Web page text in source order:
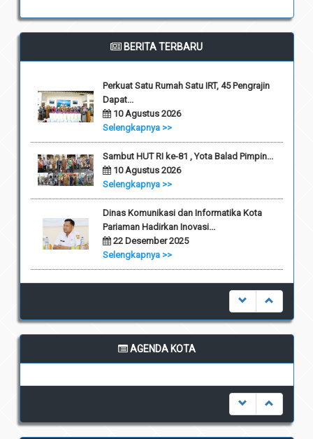
BERITA TERBARU
Perkuat Satu Rumah Satu IRT, 45 Pengrajin
Dapat...
10 Agustus 2026
Selengkapnya >>
Sambut HUT RI ke-81 , Yota Balad Pimpin...
10 Agustus 2026
Selengkapnya >>
Dinas Komunikasi dan Informatika Kota
Pariaman Hadirkan Inovasi...
22 Desember 2025
Selengkapnya >>
AGENDA KOTA